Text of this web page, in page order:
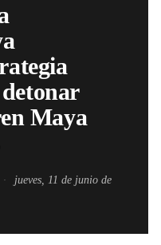
Maya
·
jueves, 11 de junio de